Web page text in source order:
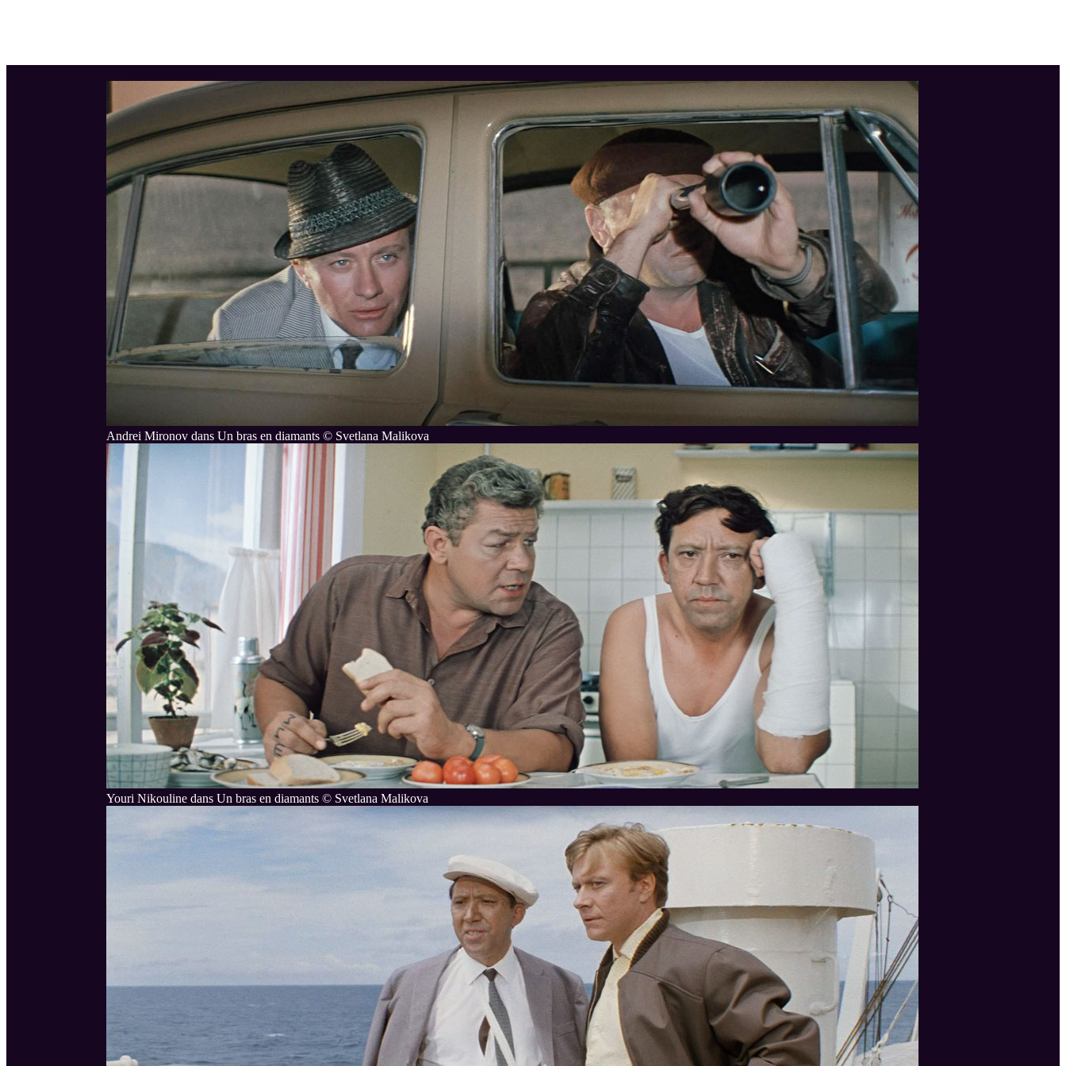
Andrei Mironov dans Un bras en diamants © Svetlana Malikova
Youri Nikouline dans Un bras en diamants © Svetlana Malikova